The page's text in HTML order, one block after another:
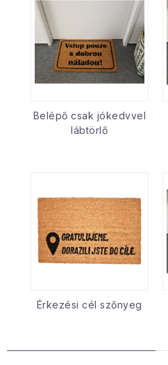
Belépő csak jókedvvel
lábtörlő
Érkezési cél szőnyeg